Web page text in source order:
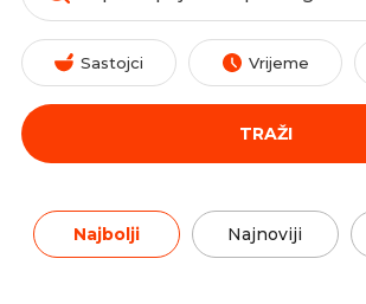
Sastojci Vrijeme
TRAŽI
Najbolji Najnoviji